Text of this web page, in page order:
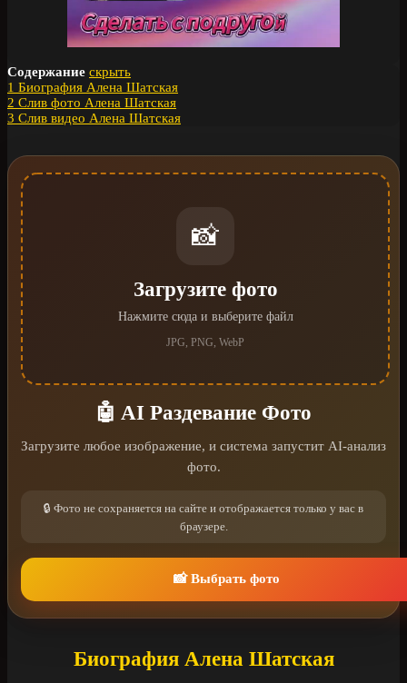
Содержание скрыть
1 Биография Алена Шатская
2 Слив фото Алена Шатская
3 Слив видео Алена Шатская
📸
Загрузите фото
Нажмите сюда и выберите файл
JPG, PNG, WebP
🤖 AI Раздевание Фото
Загрузите любое изображение, и система запустит AI-анализ
фото.
🔒 Фото не сохраняется на сайте и отображается только у вас в
браузере.
📸 Выбрать фото
Биография Алена Шатская